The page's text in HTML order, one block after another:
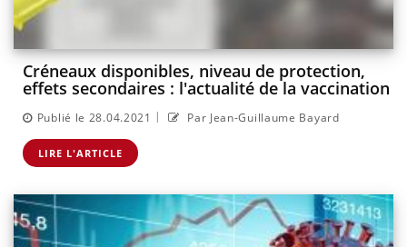
Créneaux disponibles, niveau de protection,
effets secondaires : l'actualité de la vaccination
Publié le 28.04.2021 | Par Jean-Guillaume Bayard
LIRE L'ARTICLE